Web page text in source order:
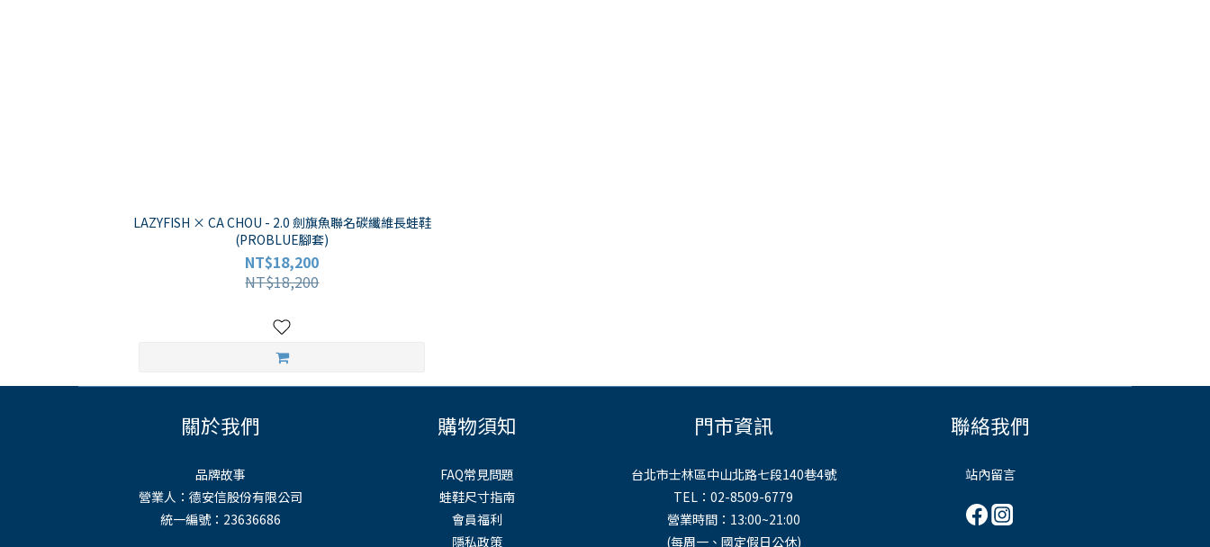
LAZYFISH × CA CHOU - 2.0 劍旗魚聯名碳纖維長蛙鞋
(PROBLUE腳套)
NT$18,200
NT$18,200
關於我們
品牌故事
營業人：德安信股份有限公司
統一編號：23636686
購物須知
FAQ常見問題
蛙鞋尺寸指南
會員福利
隱私政策
門市資訊
台北市士林區中山北路七段140巷4號
TEL：02-8509-6779
營業時間：13:00~21:00
(每周一、國定假日公休)
聯絡我們
站內留言